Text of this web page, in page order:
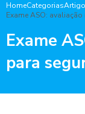
HomeCategorias
Exame ASO:
Exame
para